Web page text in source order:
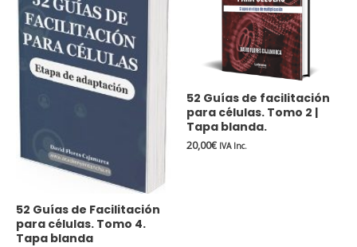
52 Guías de Facilitación
para células. Tomo 4.
Tapa blanda
52 Guías de facilitación
para células. Tomo 2 |
Tapa blanda.
20,00€ IVA Inc.